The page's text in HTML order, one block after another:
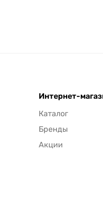
Интернет-
Каталог
Бренды
Акции